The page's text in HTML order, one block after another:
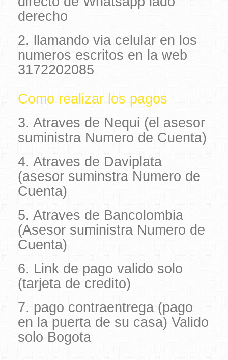
derecho
2. llamando via celular en los
numeros escritos en la web
3172202085
Como realizar los pagos
3. Atraves de Nequi (el asesor
suministra Numero de Cuenta)
4. Atraves de Daviplata
(asesor suminstra Numero de
Cuenta)
5. Atraves de Bancolombia
(Asesor suministra Numero de
Cuenta)
6. Link de pago valido solo
(tarjeta de credito)
7. pago contraentrega (pago
en la puerta de su casa) Valido
solo Bogota